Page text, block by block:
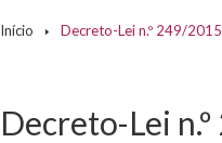
Início Decreto-Lei n.º 249/
Decreto-Lei